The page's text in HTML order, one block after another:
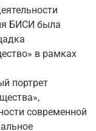
БИСИ была
в рамках
портрет
современной